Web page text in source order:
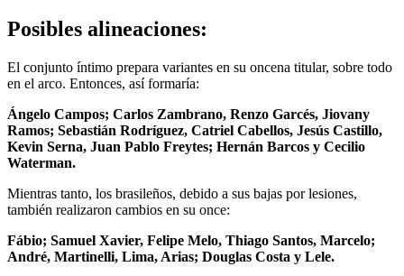
Posibles alineaciones:
El conjunto íntimo prepara variantes en su oncena titular, sobre todo
en el arco. Entonces, así formaría:
Ángelo Campos; Carlos Zambrano, Renzo Garcés, Jiovany
Ramos; Sebastián Rodríguez, Catriel Cabellos, Jesús Castillo,
Kevin Serna, Juan Pablo Freytes; Hernán Barcos y Cecilio
Waterman.
Mientras tanto, los brasileños, debido a sus bajas por lesiones,
también realizaron cambios en su once:
Fábio; Samuel Xavier, Felipe Melo, Thiago Santos, Marcelo;
André, Martinelli, Lima, Arias; Douglas Costa y Lele.